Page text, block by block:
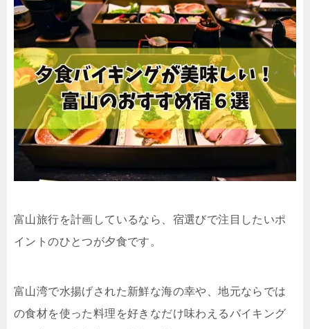
富山旅行を計画しているなら、宿選びで注目したいポ
イントのひとつが夕食です。
富山湾で水揚げされた新鮮な海の幸や、地元ならでは
の食材を使った料理を好きなだけ味わえるバイキング